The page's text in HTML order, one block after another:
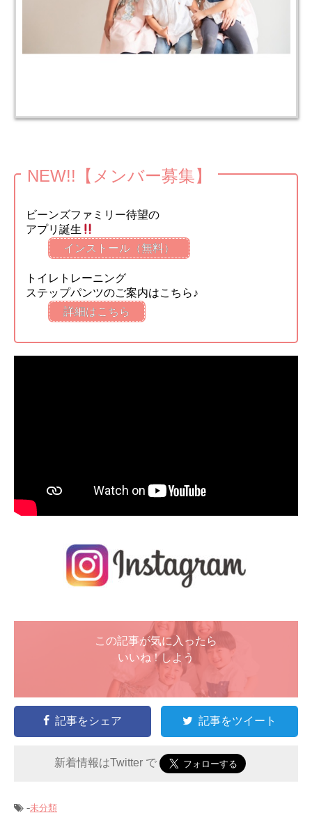
NEW!!【メンバー募集】
ビーンズファミリー待望の
アプリ誕生
インストール（無料）
トイレトレーニング
ステップパンツのご案内はこちら♪
詳細はこちら
この記事が気に入ったら
いいね ! しよう
記事をシェア 記事をツイート
新着情報はTwitter で
-未分類